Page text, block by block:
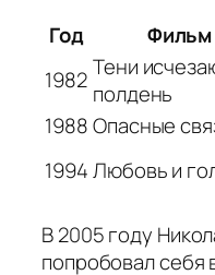
Год
Фильм
1982 Тени
полдень
1988Опасные
1994Любовь и
В 2005 году
попробовал